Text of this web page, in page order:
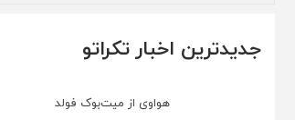
جدیدترین اخبار تکراتو
هواوی از میت‌بوک فولد